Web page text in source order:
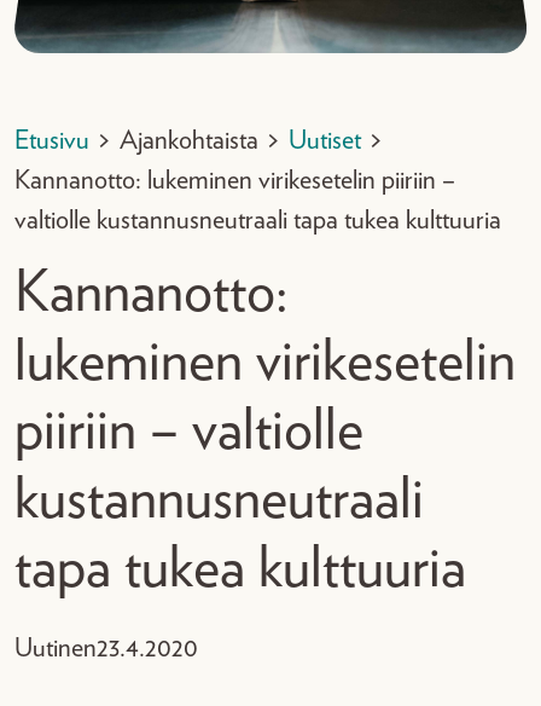
Etusivu > Ajankohtaista > Uutiset >
Kannanotto: lukeminen virikesetelin piiriin –
valtiolle kustannusneutraali tapa tukea kulttuuria
Kannanotto:
lukeminen virikesetelin
piiriin – valtiolle
kustannusneutraali
tapa tukea kulttuuria
Uutinen23.4.2020